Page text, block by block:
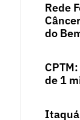
Rede
do
de 1
Itaquá